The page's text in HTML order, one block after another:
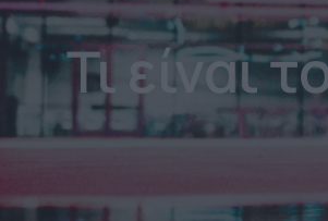
Τι είναι